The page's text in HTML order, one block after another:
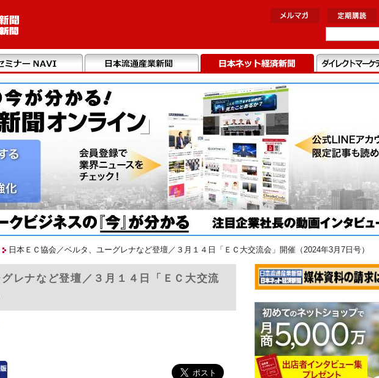
日本ＥＣ協会／ベルタ、ユーグレナなど登壇／３月１４日「ＥＣ大交流会」開催（2024年3月7日号）
レナなど登壇／３月１４日「ＥＣ大交流